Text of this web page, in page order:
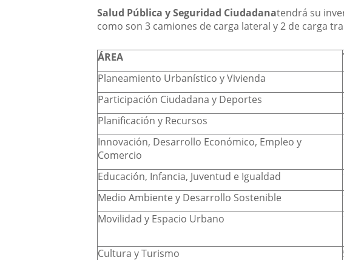
Salud Pública y Seguridad Ciudadanatendrá su
como son 3 camiones de carga lateral y 2 de carga
ÁREA
Planeamiento Urbanístico y Vivienda
Participación Ciudadana y Deportes
Planificación y Recursos
Innovación, Desarrollo Económico, Empleo y
Comercio
Educación, Infancia, Juventud e Igualdad
Medio Ambiente y Desarrollo Sostenible
Movilidad y Espacio Urbano
Cultura y Turismo